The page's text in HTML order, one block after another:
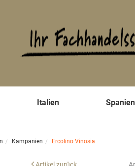
Italien Spanien
Kampanien Ercolino Vinosia